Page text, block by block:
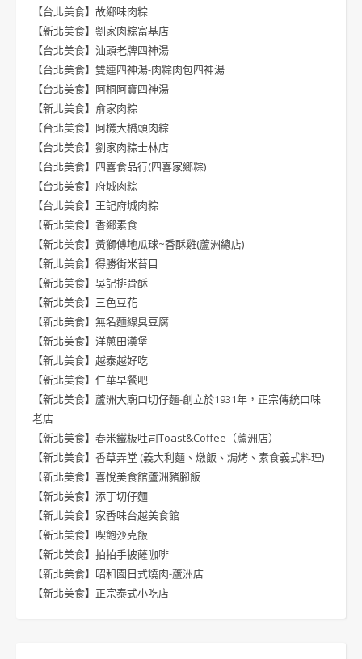
【台北美食】故鄉味肉粽
【新北美食】劉家肉粽富基店
【台北美食】汕頭老牌四神湯
【台北美食】雙連四神湯-肉粽肉包四神湯
【台北美食】阿桐阿寶四神湯
【新北美食】俞家肉粽
【台北美食】阿欉大橋頭肉粽
【台北美食】劉家肉粽士林店
【台北美食】四喜食品行(四喜家鄉粽)
【台北美食】府城肉粽
【台北美食】王記府城肉粽
【新北美食】香鄉素食
【新北美食】黃獅傅地瓜球~香酥雞(蘆洲總店)
【新北美食】得勝街米苔目
【新北美食】吳記排骨酥
【新北美食】三色豆花
【新北美食】無名麵線臭豆腐
【新北美食】洋蔥田漢堡
【新北美食】越泰越好吃
【新北美食】仁華早餐吧
【新北美食】蘆洲大廟口切仔麵-創立於1931年，正宗傳統口味
老店
【新北美食】春米鐵板吐司Toast&Coffee（蘆洲店）
【新北美食】香草弄堂 (義大利麵、燉飯、焗烤、素食義式料理)
【新北美食】喜悅美食館蘆洲豬腳飯
【新北美食】添丁切仔麵
【新北美食】家香味台越美食館
【新北美食】喫飽沙克飯
【新北美食】拍拍手披薩咖啡
【新北美食】昭和園日式燒肉-蘆洲店
【新北美食】正宗泰式小吃店